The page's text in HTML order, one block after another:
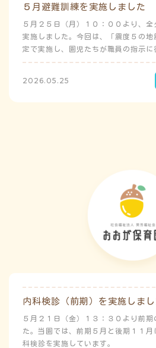
５月避難訓練を実施しました
５月２５日（月）１０：００より、
実施しました。今回は、「震度５の
定で実施し、園児たちが職員の指示
た。前庭（駐車場）に全体集合をし
ラスに戻り、主担任が防災関係の講
地震発生時は敷地内に避難することを
2026.05.25
内科検診（前期）を実施しま
５月２１日（金）１３：３０より前
た。当園では、前期５月と後期１１
科検診を実施しています。